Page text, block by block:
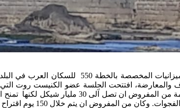
ناقشت يوم الاثنين 14.2.2022 لجنة
والمعارضة، افتتحت الجلسة عضو الكنيست روت